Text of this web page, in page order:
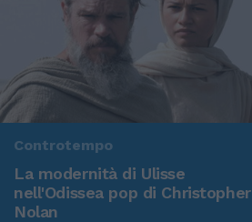
Controtempo
La modernità di Ulisse
nell'Odissea pop di Christopher
Nolan